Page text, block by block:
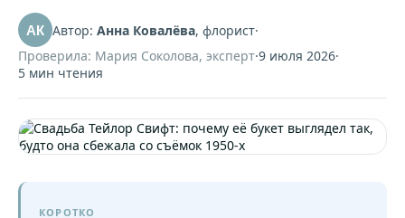
АК Автор: Анна Ковалёва, флорист·
Проверила: Мария Соколова, эксперт·9 июля 2026·
5 мин чтения
КОРОТКО